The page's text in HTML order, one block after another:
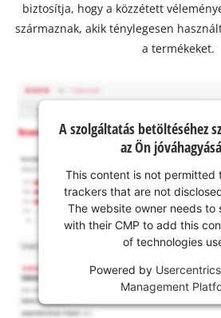
biztosítja, hogy a közzétett
származnak, akik ténylegesen
a termékeket.
A szolgáltatás betöltéséhez
az Ön
This content is not permitted
trackers that are not
The website owner needs to
with their CMP to add this
of technologies
Powered by
Management